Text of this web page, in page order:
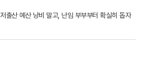
저출산 예산 낭비 말고, 난임 부부부터 확실히 돕자